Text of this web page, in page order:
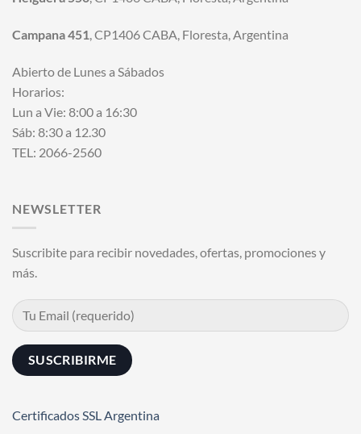
Campana 451, CP1406 CABA, Floresta, Argentina
Abierto de Lunes a Sábados
Horarios:
Lun a Vie: 8:00 a 16:30
Sáb: 8:30 a 12.30
TEL: 2066-2560
NEWSLETTER
Suscribite para recibir novedades, ofertas, promociones y
más.
Certificados SSL Argentina